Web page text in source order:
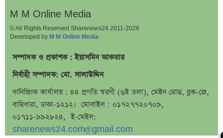
প্রশাসক সরল, নতুন অধ্যায়ে সোশ্যাল ইসলামী ব্যাংক
ভারত ও আওয়ামী লীগ ইস্যুতে পররাষ্ট্র প্রতিমন্ত্রীর মন্তব্য
এসএসসির ফল প্রকাশের তারিখ ঘোষণা
সৌদিতে বাংলাদেশিদের জন্য বড় সুখবর
নয় মাসের স্থবিরতা কাটিয়ে আবার গ্যাস পরিবহনে ইন্ট্রাকো
উচ্চ সুদেও মিলছে না আমানত, অবসায়নের প্রক্রিয়ায় ৫
আর্থিক প্রতিষ্ঠান
রাষ্ট্রপতি নির্বাচনের চূড়ান্ত তারিখ ঘোষণা
M M Online Media
© All Rights Reserved Sharenews24 2011-2026
Developed by M M Online Media
সম্পাদক ও প্রকাশক : ইয়াসমিন আকতার
নির্বাহী সম্পাদক: মো. সালাউদ্দিন
বানিজ্যিক কার্যালয় : ৪৪ প্রগতি স্বরণী (৬ষ্ট তলা), মেইন রোড, ব্লক-জে,
বারিধারা, ঢাকা-১২১২। মোবাইল : ০১৭২৭৭২০৭০৯,
০১৭১১-৯৯২৮২৪, ই-মেইল:
sharenews24.com@gmail.com